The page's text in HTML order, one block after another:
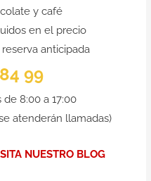
y café
en el precio
anticipada
99
8:00 a 17:00
atenderán llamadas)
NUESTRO BLOG